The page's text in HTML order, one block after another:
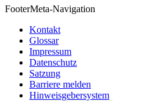
FooterMeta-Navigation
Kontakt
Glossar
Impressum
Datenschutz
Satzung
Barriere melden
Hinweisgebersystem